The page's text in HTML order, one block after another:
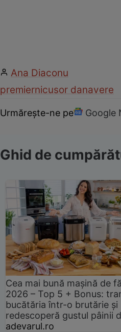
Ana Diaconu
premiernicusor danavere
Urmărește-ne pe Google
Ghid de
Cea mai bună mașină de
2026 – Top 5 + Bonus:
bucătăria într-o brutărie și
redescoperă gustul pâinii
adevarul.ro